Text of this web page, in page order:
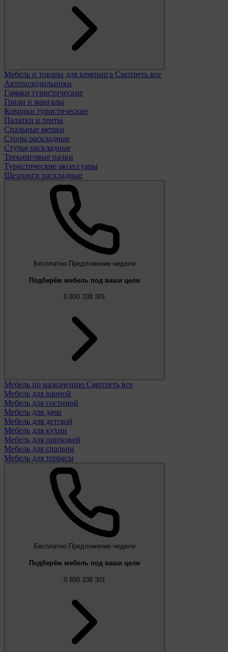
Мебель и товары для кемпинга Смотреть все
Автохолодильники
Гамаки туристические
Грили и мангалы
Коврики туристические
Палатки и тенты
Спальные мешки
Столы раскладные
Стулья раскладные
Трекинговые палки
Туристические аксессуары
Шезлонги раскладные
Бесплатно Предложение недели
Подберём мебель под ваши цели
0 800 338 301
Мебель по назначению Смотреть все
Мебель для ванной
Мебель для гостиной
Мебель для дачи
Мебель для детской
Мебель для кухни
Мебель для прихожей
Мебель для спальни
Мебель для террасы
Бесплатно Предложение недели
Подберём мебель под ваши цели
0 800 338 301